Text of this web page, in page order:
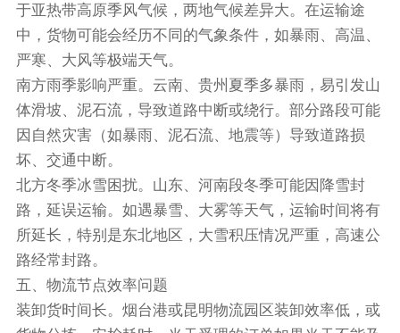
于亚热带高原季风气候，两地气候差异大。在运输途
中，货物可能会经历不同的气象条件，如暴雨、高温、
严寒、大风等极端天气。
南方雨季影响严重。云南、贵州夏季多暴雨，易引发山
体滑坡、泥石流，导致道路中断或绕行。部分路段可能
因自然灾害（如暴雨、泥石流、地震等）导致道路损
坏、交通中断。
北方冬季冰雪困扰。山东、河南段冬季可能因降雪封
路，延误运输。如遇暴雪、大雾等天气，运输时间将有
所延长，特别是东北地区，大雪积压情况严重，高速公
路经常封路。
五、物流节点效率问题
装卸货时间长。烟台港或昆明物流园区装卸效率低，或